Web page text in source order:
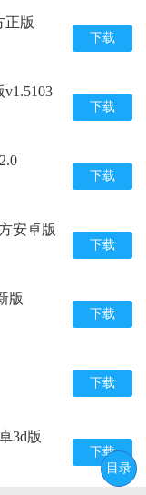
正版
下载
下载
下载
安卓版
下载
版
下载
下载
3d版
下载
目录